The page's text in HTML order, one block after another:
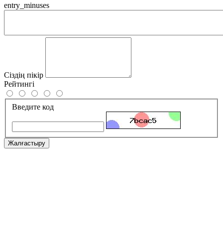
entry_minuses
Сіздің пікір
Рейтингі
Введите код
Жалғастыру